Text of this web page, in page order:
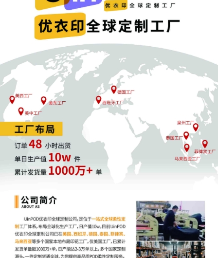
POD123建议：
立即检查优惠券设置，确保符合最新价格规则
启动税务合规评估，避免滞后应对
谨慎选择架构调整方案，优先考虑境内合规路径
关注地方政策细则，把握9810等合规模式落地可能
当平台规则与税务政策同步收紧，跨境行业正经历前所未有的合规
洗礼。无论是系统崩溃带来的运营挑战，还是税改引发的结构性调
大考中守住阵地、赢得未来。